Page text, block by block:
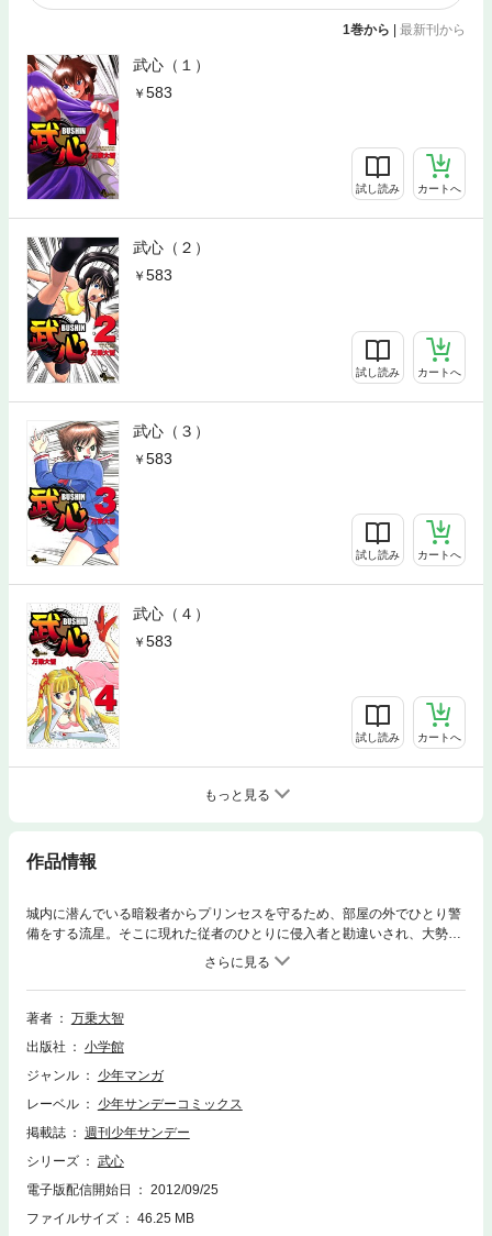
1巻から 最新刊から
武心（１）
583
試し読み カートへ
武心（２）
583
試し読み カートへ
武心（３）
583
試し読み カートへ
武心（４）
583
試し読み カートへ
もっと見る
作品情報
城内に潜んでいる暗殺者からプリンセスを守るため、部屋の外でひとり警
備をする流星。そこに現れた従者のひとりに侵入者と勘違いされ、大勢の
従者を呼ばれてしまうが、偶然その中に流星を知っていた男性がいて、な
んとか誤解が解ける。だが実は、その者こそプリンセスを狙う殺し屋で…
著者
万乗大智
出版社
小学館
ジャンル
少年マンガ
レーベル
少年サンデーコミックス
掲載誌
週刊少年サンデー
シリーズ
武心
電子版配信開始日
2012/09/25
ファイルサイズ
46.25 MB